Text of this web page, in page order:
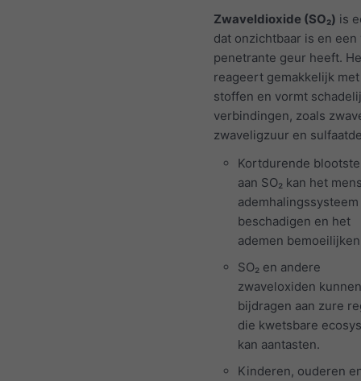
Zwaveldioxide (SO₂) is
dat onzichtbaar is en een
penetrante geur heeft.
reageert gemakkelijk
stoffen en vormt
verbindingen, zoals
zwaveligzuur en
Kortdurende
aan SO₂ kan het
ademhalingssysteem
beschadigen en het
ademen
SO₂ en andere
zwaveloxiden kunnen
bijdragen aan zure
die kwetsbare
kan aantasten.
Kinderen, ouderen